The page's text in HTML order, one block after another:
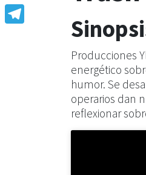
Producciones
energético
humor. Se
operarios dan
reflexionar
WhatsApp